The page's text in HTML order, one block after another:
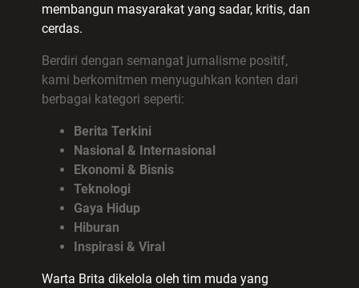
membangun masyarakat yang sadar, kritis, dan
cerdas.
Berdiri dengan semangat jurnalisme positif,
kami berkomitmen menyuguhkan konten dari
berbagai kategori seperti:
Berita Terkini
Nasional & Internasional
Ekonomi & Bisnis
Teknologi
Gaya Hidup
Hiburan
Inspirasi & Viral
Warta Brita dikelola oleh tim muda yang